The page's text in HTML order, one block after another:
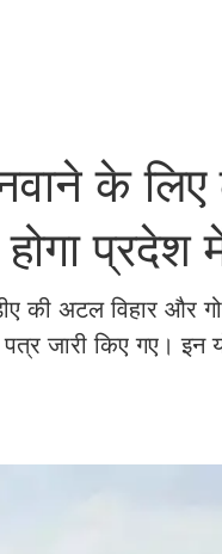
के लिए
प्रदेश
की अटल विहार और
जारी किए गए। इन